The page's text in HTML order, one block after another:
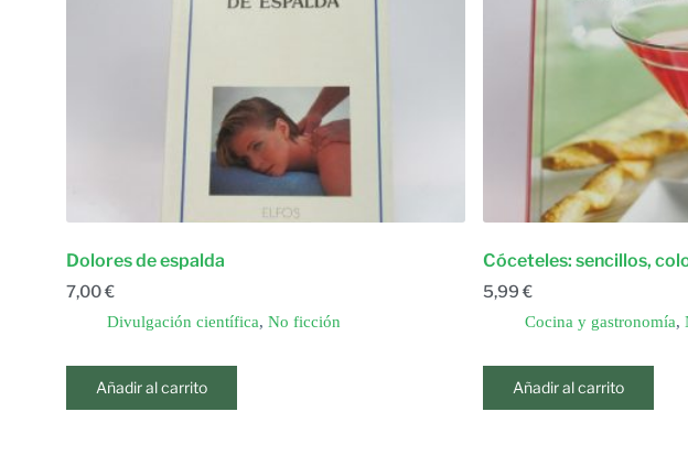
Dolores de espalda
7,00€
Divulgación científica, No ficción
Añadir al carrito
Cóceteles: sencillos,
5,99€
Cocina y gastronomía,
Añadir al carrito